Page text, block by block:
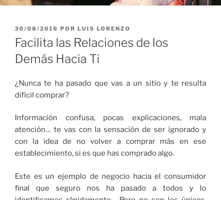
PUBLICADO
EL
30/08/2016 POR LUIS LORENZO
Facilita las Relaciones de los
Demás Hacia Ti
¿Nunca te ha pasado que vas a un sitio y te resulta
difícil comprar?
Información confusa, pocas explicaciones, mala
atención… te vas con la sensación de ser ignorado y
con la idea de no volver a comprar más en ese
establecimiento, si es que has comprado algo.
Este es un ejemplo de negocio hacia el consumidor
final que seguro nos ha pasado a todos y lo